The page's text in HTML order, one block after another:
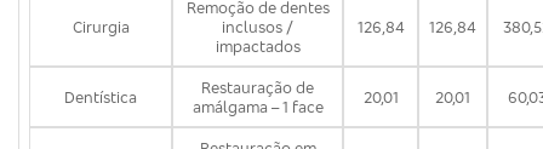
Cirurgia
Remoção de dentes
inclusos /
impactados
126,84 126,84
Dentística
Restauração de
amálgama – 1 face
20,01 20,01